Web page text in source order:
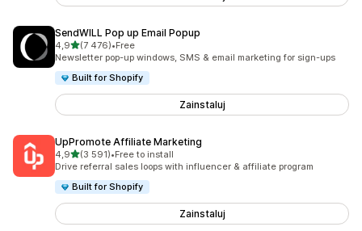
SendWILL Pop up Email Popup
4,9na 5 gwiazdek
(7 476)
Łączna liczba recenzji: 7476
•Free
Newsletter pop-up windows, SMS & email marketing for sign-ups
Built for Shopify
Zainstaluj
UpPromote Affiliate Marketing
4,9na 5 gwiazdek
(3 591)
Łączna liczba recenzji: 3591
•Free to install
Drive referral sales loops with influencer & affiliate program
Built for Shopify
Zainstaluj